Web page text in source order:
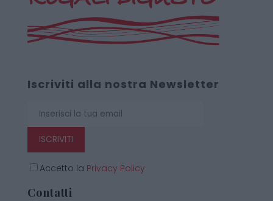
Iscriviti alla nostra Newsletter
ISCRIVITI
Accetto la Privacy Policy
Contatti